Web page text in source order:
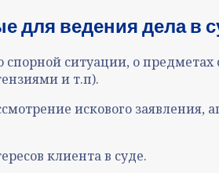
для ведения дела
ситуации, о
и т.п).
искового
клиента в суде.